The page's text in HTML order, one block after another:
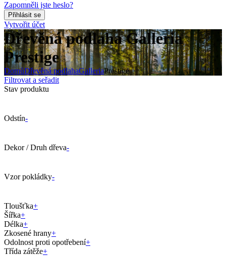
Zapomněli jste heslo?
Vytvořit účet
Dřevěná podlaha Galleria
Prestige
DomůDřevěná podlahaGalleriaPrestige
Filtrovat a seřadit
Stav produktu
Odstín-
Dekor / Druh dřeva-
Vzor pokládky-
Tloušťka+
Šířka+
Délka+
Zkosené hrany+
Odolnost proti opotřebení+
Třída zátěže+